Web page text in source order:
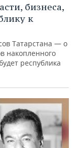
бизнеса,
к
Татарстана — о
накопленного
республика